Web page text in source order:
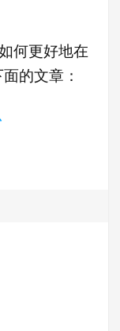
何更好地在
的文章：